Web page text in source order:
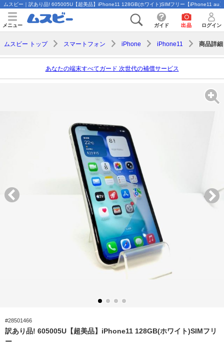
ムスビー｜訳あり品! 605005U【超美品】iPhone11 128GB(ホワイト)SIMフリー【iPhone11 au
メニュー ガイド 出品 ログイン
ムスビー トップ スマートフォン iPhone iPhone11 商品詳細
あなたの端末すべてガード 次世代の補償サービス
#28501466
訳あり品! 605005U【超美品】iPhone11 128GB(ホワイト)SIMフリ
ー